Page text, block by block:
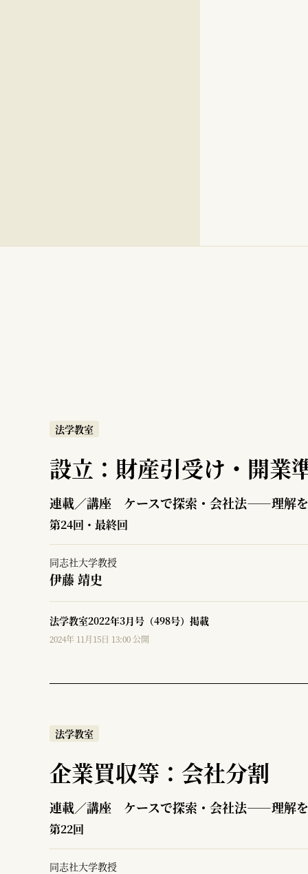
法学教室
設立：財産引受け・開業
連載／講座 ケースで探索・会社法――理解を
第24回・最終回
同志社大学教授
伊藤 靖史
法学教室2022年3月号（498号）掲載
2024年 11月15日 13:00 公開
法学教室
企業買収等：会社分割
連載／講座 ケースで探索・会社法――理解を
第22回
同志社大学教授